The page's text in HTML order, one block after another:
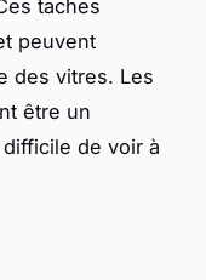
taches
peuvent
des vitres. Les
être un
de voir à